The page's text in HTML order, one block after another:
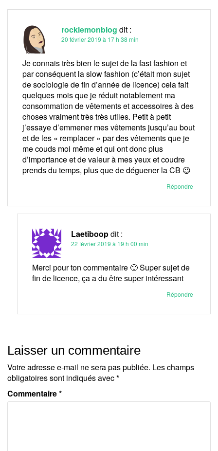
rocklemonblog dit :
20 février 2019 à 17 h 38 min
Je connais très bien le sujet de la fast fashion et
par conséquent la slow fashion (c’était mon sujet
de sociologie de fin d’année de licence) cela fait
quelques mois que je réduit notablement ma
consommation de vêtements et accessoires à des
choses vraiment très très utiles. Petit à petit
j’essaye d’emmener mes vêtements jusqu’au bout
et de les « remplacer » par des vêtements que je
me couds moi même et qui ont donc plus
d’importance et de valeur à mes yeux et coudre
prends du temps, plus que de déguener la CB 😉
Répondre
Laetiboopdit :
22 février 2019 à 19 h 00 min
Merci pour ton commentaire 🙂 Super sujet de
fin de licence, ça a du être super intéressant
Répondre
Laisser un commentaire
Votre adresse e-mail ne sera pas publiée. Les champs
obligatoires sont indiqués avec*
Commentaire*